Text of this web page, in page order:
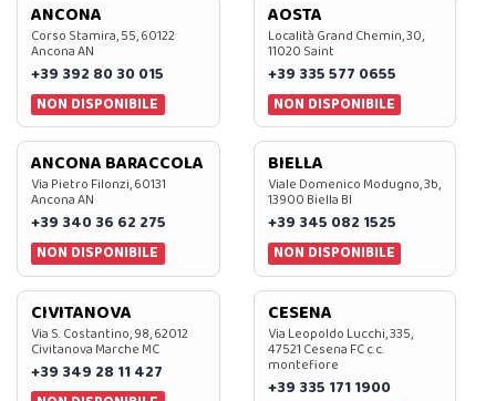
ANCONA
Corso Stamira, 55, 60122
Ancona AN
+39 392 80 30 015
NON DISPONIBILE
AOSTA
Località Grand Chemin, 30,
11020 Saint
+39 335 577 0655
NON DISPONIBILE
ANCONA BARACCOLA
Via Pietro Filonzi, 60131
Ancona AN
+39 340 36 62 275
NON DISPONIBILE
BIELLA
Viale Domenico Modugno, 3b,
13900 Biella BI
+39 345 082 1525
NON DISPONIBILE
CIVITANOVA
Via S. Costantino, 98, 62012
Civitanova Marche MC
+39 349 28 11 427
CESENA
Via Leopoldo Lucchi, 335,
47521 Cesena FC c.c.
montefiore
+39 335 171 1900